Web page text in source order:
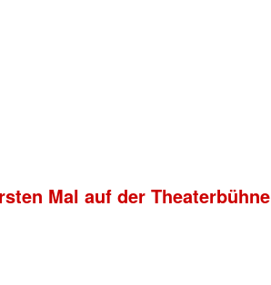
Mal auf der Theaterbühne